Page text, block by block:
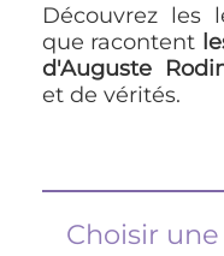
Découvrez les
que racontent
d'Auguste
et de vérités.
Choisir